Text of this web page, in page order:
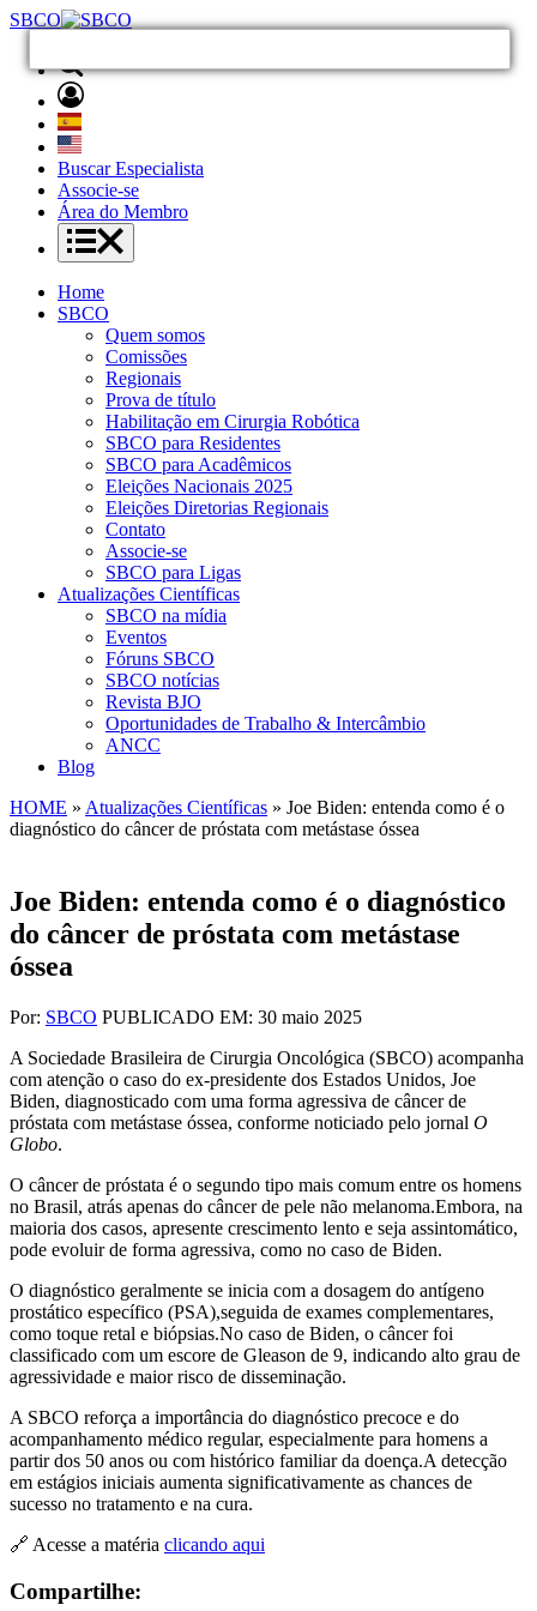
SBCO
Buscar Especialista
Associe-se
Área do Membro
Home
SBCO
Quem somos
Comissões
Regionais
Prova de título
Habilitação em Cirurgia Robótica
SBCO para Residentes
SBCO para Acadêmicos
Eleições Nacionais 2025
Eleições Diretorias Regionais
Contato
Associe-se
SBCO para Ligas
Atualizações Científicas
SBCO na mídia
Eventos
Fóruns SBCO
SBCO notícias
Revista BJO
Oportunidades de Trabalho & Intercâmbio
ANCC
Blog
HOME » Atualizações Científicas » Joe Biden: entenda como é o
diagnóstico do câncer de próstata com metástase óssea
Joe Biden: entenda como é o diagnóstico
do câncer de próstata com metástase
óssea
Por: SBCO PUBLICADO EM: 30 maio 2025
A Sociedade Brasileira de Cirurgia Oncológica (SBCO) acompanha
com atenção o caso do ex-presidente dos Estados Unidos, Joe
Biden, diagnosticado com uma forma agressiva de câncer de
próstata com metástase óssea, conforme noticiado pelo jornal O
Globo.
O câncer de próstata é o segundo tipo mais comum entre os homens
no Brasil, atrás apenas do câncer de pele não melanoma.Embora, na
maioria dos casos, apresente crescimento lento e seja assintomático,
pode evoluir de forma agressiva, como no caso de Biden.
O diagnóstico geralmente se inicia com a dosagem do antígeno
prostático específico (PSA),seguida de exames complementares,
como toque retal e biópsias.No caso de Biden, o câncer foi
classificado com um escore de Gleason de 9, indicando alto grau de
agressividade e maior risco de disseminação.
A SBCO reforça a importância do diagnóstico precoce e do
acompanhamento médico regular, especialmente para homens a
partir dos 50 anos ou com histórico familiar da doença.A detecção
em estágios iniciais aumenta significativamente as chances de
sucesso no tratamento e na cura.
🔗 Acesse a matéria clicando aqui
Compartilhe: